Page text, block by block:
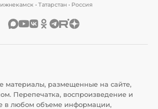
• Татарстан • Россия
размещенные на сайте,
Перепечатка, воспроизведение и
в любом объеме информации,